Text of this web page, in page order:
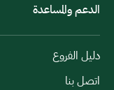
الدعم والمساعدة
دليل الفروع
اتصل بنا